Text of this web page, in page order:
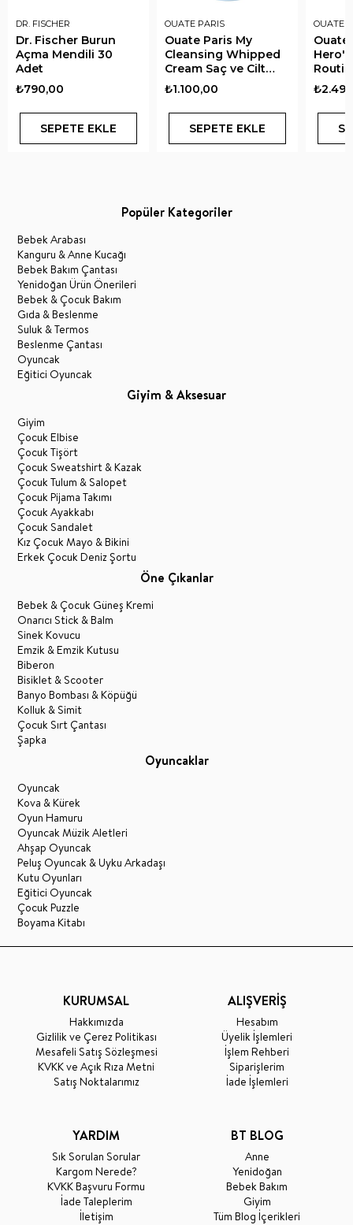
DR. FISCHER
Dr. Fischer Burun
Açma Mendili 30
Adet
₺790,00
SEPETE EKLE
OUATE PARIS
Ouate Paris My
Cleansing Whipped
Cream Saç ve Cilt
Temizleyici Krem 250
ml
₺1.100,00
SEPETE EKLE
OUATE
Ouate
Seti
Popüler Kategoriler
Bebek Arabası
Kanguru & Anne Kucağı
Bebek Bakım Çantası
Yenidoğan Ürün Önerileri
Bebek & Çocuk Bakım
Gıda & Beslenme
Suluk & Termos
Beslenme Çantası
Oyuncak
Eğitici Oyuncak
Giyim & Aksesuar
Giyim
Çocuk Elbise
Çocuk Tişört
Çocuk Sweatshirt & Kazak
Çocuk Tulum & Salopet
Çocuk Pijama Takımı
Çocuk Ayakkabı
Çocuk Sandalet
Kız Çocuk Mayo & Bikini
Erkek Çocuk Deniz Şortu
Öne Çıkanlar
Bebek & Çocuk Güneş Kremi
Onarıcı Stick & Balm
Sinek Kovucu
Emzik & Emzik Kutusu
Biberon
Bisiklet & Scooter
Banyo Bombası & Köpüğü
Kolluk & Simit
Çocuk Sırt Çantası
Şapka
Oyuncaklar
Oyuncak
Kova & Kürek
Oyun Hamuru
Oyuncak Müzik Aletleri
Ahşap Oyuncak
Peluş Oyuncak & Uyku Arkadaşı
Kutu Oyunları
Eğitici Oyuncak
Çocuk Puzzle
Boyama Kitabı
KURUMSAL
Hakkımızda
Gizlilik ve Çerez Politikası
Mesafeli Satış Sözleşmesi
KVKK ve Açık Rıza Metni
Satış Noktalarımız
ALIŞVERİŞ
Hesabım
Üyelik İşlemleri
İşlem Rehberi
Siparişlerim
İade İşlemleri
YARDIM
Sık Sorulan Sorular
Kargom Nerede?
KVKK Başvuru Formu
İade Taleplerim
İletişim
BT BLOG
Anne
Yenidoğan
Bebek Bakım
Giyim
Tüm Blog İçerikleri